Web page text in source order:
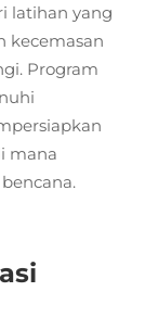
latihan yang
kecemasan
Program
mana